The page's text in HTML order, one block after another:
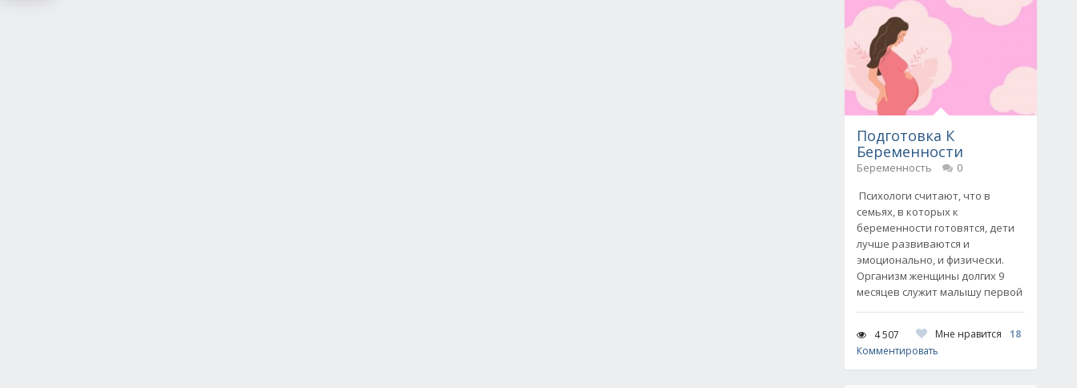
Подготовка К
Беременности
Беременность
0
Психологи считают, что в
семьях, в которых к
беременности готовятся, дети
лучше развиваются и
эмоционально, и физически.
Организм женщины долгих 9
месяцев служит малышу первой
4 507 Мне нравится
18
Комментировать